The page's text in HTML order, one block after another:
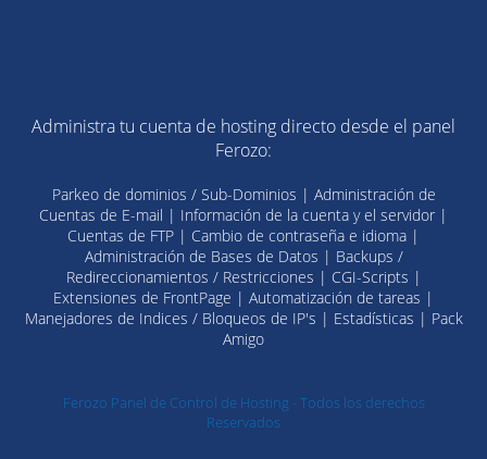
Administra tu cuenta de hosting directo desde el panel
Ferozo:
Parkeo de dominios / Sub-Dominios | Administración de
Cuentas de E-mail | Información de la cuenta y el servidor |
Cuentas de FTP | Cambio de contraseña e idioma |
Administración de Bases de Datos | Backups /
Redireccionamientos / Restricciones | CGI-Scripts |
Extensiones de FrontPage | Automatización de tareas |
Manejadores de Indices / Bloqueos de IP's | Estadísticas | Pack
Amigo
Ferozo Panel de Control de Hosting - Todos los derechos
Reservados